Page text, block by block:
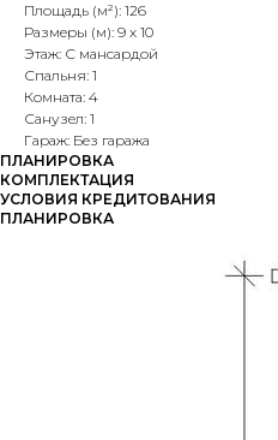
Площадь (м²): 126
Размеры (м): 9 х 10
Этаж: С мансардой
Спальня: 1
Комната: 4
Санузел: 1
Гараж: Без гаража
ПЛАНИРОВКА
КОМПЛЕКТАЦИЯ
УСЛОВИЯ КРЕДИТОВАНИЯ
ПЛАНИРОВКА